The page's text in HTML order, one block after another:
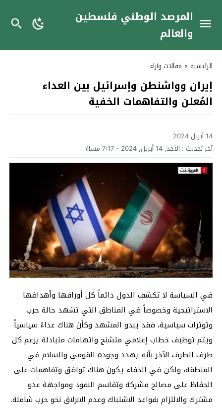
المرصد الوطني فلسطين
والعالم
الرئيسية » مقالات وآراء
إيران وواشنطن وإسرائيل بين العداء
المُعلن والتفاهمات الخفية
14 أبريل 2024
آخر تحديث : الأحد, 14 أبريل, 2024 - 7:17 مساءً
في السياسة لا تكشف الدول دائماً كل أوراقها وأهدافها
الاستراتيجية وخصوصاً في المناطق التي تشهد حالة حرب
وتوترات سياسية، فقد يبدو المشهد وكأن هناك عداءً سياسياً
ويتم توظيف خطاب إعلامي متشنج واتهامات متبادلة يزعم كل
طرف الطرف الآخر بأنه يهدد وجوده القومي والسلام في
المنطقة، ولكن في الخفاء يكون هناك توافق وتفاهمات على
الحفاظ على مصالح مشركة وتقاسم النفوذ ومواجهة عدو
مشترك والالتزام بقواعد الاشتباك وعدم الانزلاق نحو حرب شاملة.